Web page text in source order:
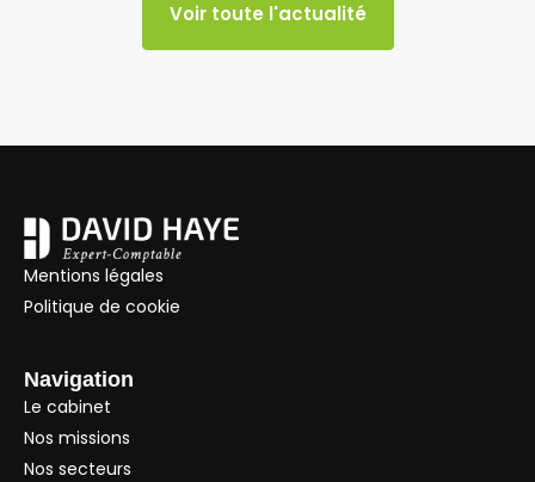
Voir toute l'actualité
Mentions légales
Politique de cookie
Navigation
Le cabinet
Nos missions
Nos secteurs